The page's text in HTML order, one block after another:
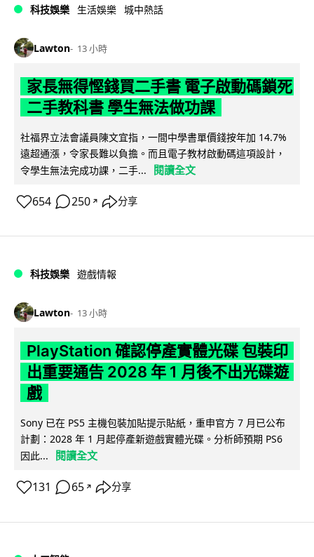
科技娛樂 生活娛樂 城中熱話
Lawton 13 小時
家長無得慳錢買二手書 電子啟動碼鎖死
二手教科書 學生無法做功課
社福界立法會議員陳文宜指，一間中學書單價錢按年加 14.7%
遠超通漲，令家長難以負擔。而且電子教材啟動碼這項設計，
令學生無法完成功課，二手...
閱讀全文
654 250 ↗ 分享
科技娛樂 遊戲情報
Lawton 13 小時
PlayStation 確認停產實體光碟 包裝印
出重要通告 2028 年 1 月後不出光碟遊
戲
Sony 已在 PS5 主機包裝加貼提示貼紙，重申官方 7 月已公布
計劃：2028 年 1 月起停產新遊戲實體光碟。分析師預期 PS6
因此...
閱讀全文
131 65 ↗ 分享